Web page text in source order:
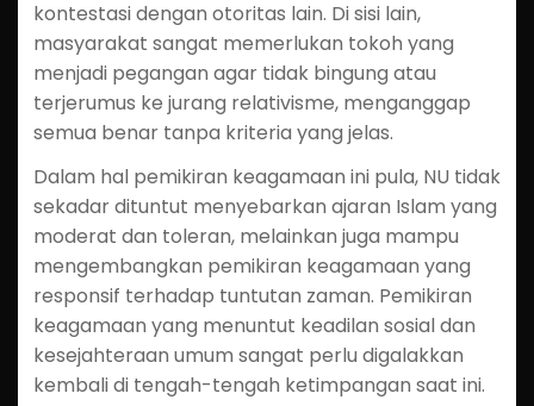
kontestasi dengan otoritas lain. Di sisi lain,
masyarakat sangat memerlukan tokoh yang
menjadi pegangan agar tidak bingung atau
terjerumus ke jurang relativisme, menganggap
semua benar tanpa kriteria yang jelas.
Dalam hal pemikiran keagamaan ini pula, NU tidak
sekadar dituntut menyebarkan ajaran Islam yang
moderat dan toleran, melainkan juga mampu
mengembangkan pemikiran keagamaan yang
responsif terhadap tuntutan zaman. Pemikiran
keagamaan yang menuntut keadilan sosial dan
kesejahteraan umum sangat perlu digalakkan
kembali di tengah-tengah ketimpangan saat ini.